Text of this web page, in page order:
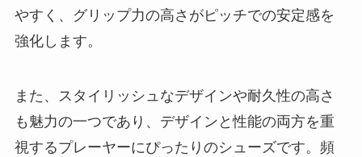
やすく、グリップ力の高さがピッチでの安定感を
強化します。
また、スタイリッシュなデザインや耐久性の高さ
も魅力の一つであり、デザインと性能の両方を重
視するプレーヤーにぴったりのシューズです。頻